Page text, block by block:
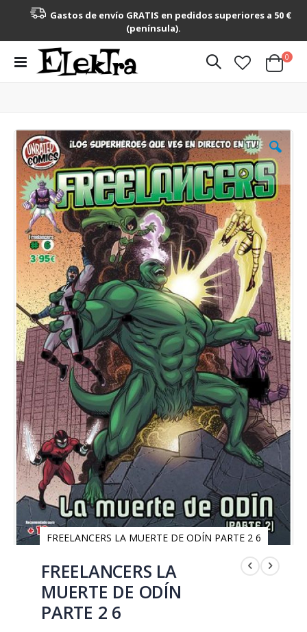
Gastos de envío GRATIS en pedidos superiores a 50 €
(península).
Toggle
Nav
Cart
0
Saltar
al
final
de
la
galería
de
imágenes
FREELANCERS LA MUERTE DE ODÍN PARTE 2 6
comienzoFREELANCERS LA
MUERTE DE ODÍN
PARTE 2 6